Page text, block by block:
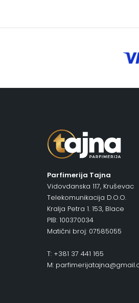
Parfimerija Tajna
Vidovdanska 117, Kruševac
Telekomunikacija D.O.O.
Kralja Petra 1. 153, Blace
PIB: 100370034
Matični broj: 07585055
T: +381 37 441 165
M: